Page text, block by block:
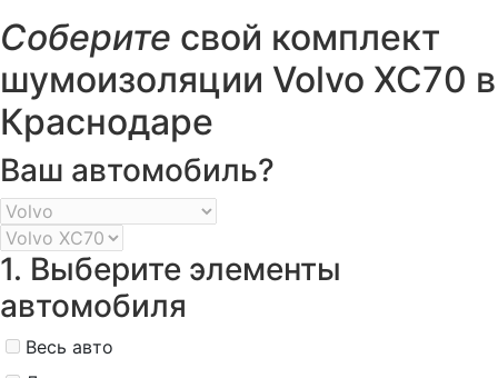
Соберите свой комплект
шумоизоляции Volvo XC70 в
Краснодаре
Ваш автомобиль?
1. Выберите элементы
автомобиля
Весь авто